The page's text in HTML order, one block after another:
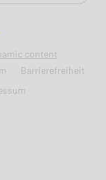
content
Barrierefreiheit